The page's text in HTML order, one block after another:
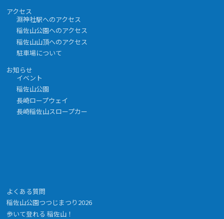
アクセス
淵神社駅へのアクセス
稲佐山公園へのアクセス
稲佐山山頂へのアクセス
駐車場について
お知らせ
イベント
稲佐山公園
長崎ロープウェイ
長崎稲佐山スロープカー
よくある質問
稲佐山公園つつじまつり2026
歩いて登れる 稲佐山！